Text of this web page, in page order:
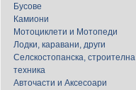
Бусове
Камиони
Мотоциклети и Мотопеди
Лодки, каравани, други
Селскостопанска, строителна
техника
Авточасти и Аксесоари